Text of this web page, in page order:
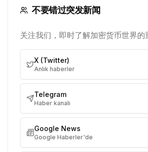
不要错过突发新闻
关注我们，即时了解加密货币世界的
X (Twitter)
Anlık haberler
Telegram
Haber kanalı
Google News
Google Haberler'de